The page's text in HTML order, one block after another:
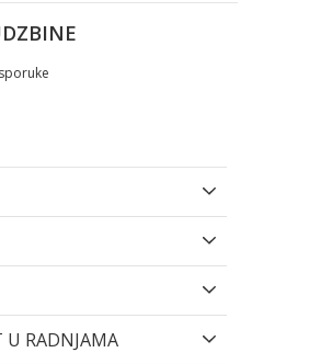
U RADNJAMA